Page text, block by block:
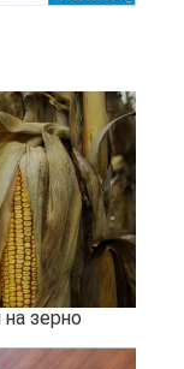
зерно